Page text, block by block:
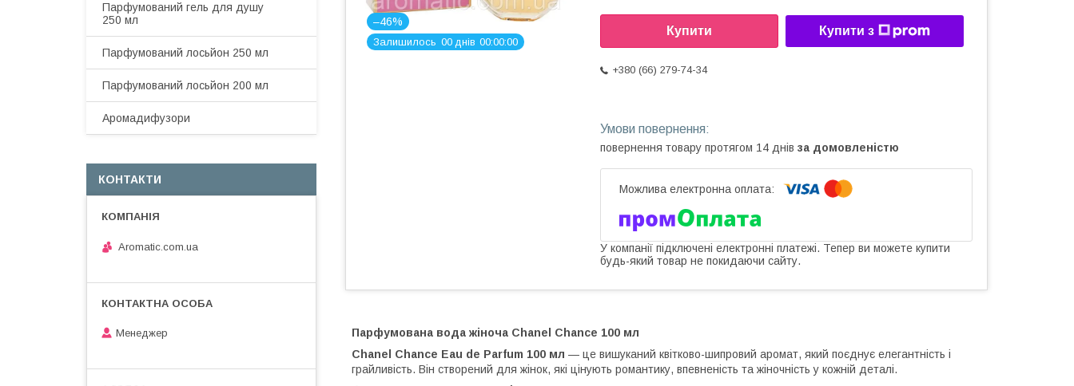
–46%
Залишилось 00 днів 00 00 00
Купити Купити з
+380 (66) 279-74-34
повернення товару протягом 14 днів за домовленістю
У компанії підключені електронні платежі. Тепер ви можете купити
будь-який товар не покидаючи сайту.
Парфумована вода жіноча Chanel Chance 100 мл
Chanel Chance Eau de Parfum 100 мл — це вишуканий квітково-шипровий аромат, який поєднує елегантність і
грайливість. Він створений для жінок, які цінують романтику, впевненість та жіночність у кожній деталі.
Парфумований гель для душу
250 мл
Парфумований лосьйон 250 мл
Парфумований лосьйон 200 мл
Аромадифузори
КОНТАКТИ
Aromatic.com.ua
Менеджер